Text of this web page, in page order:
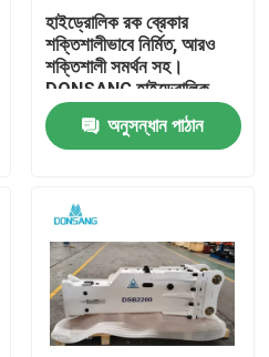
হাইড্রোলিক রক ব্রেকার
শক্তিশালীভাবে নির্মিত, আরও
শক্তিশালী সমর্থন সহ।
DONSANG হাইড্রোলিক
ব্রেকার, ২৪/৭ বিশেষজ্ঞ সহায়তা
সহ। হাইড্রোলিক রক হ্যামার
অ্যাটাচমেন্ট, নির্মাণ যন্ত্রাংশ
অনুসন্ধান পাঠান